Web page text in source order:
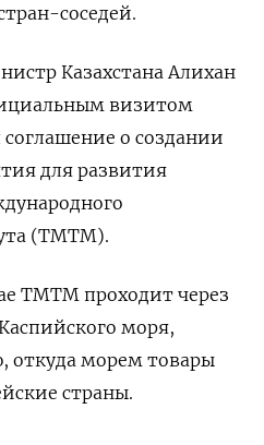
соседей.
Казахстана Алихан
визитом
о создании
для развития
(ТМТМ).
ТМТМ проходит через
моря,
откуда морем товары
страны.